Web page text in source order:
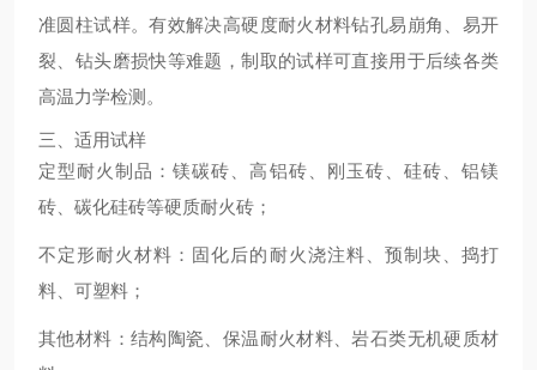
准圆柱试样。有效解决高硬度耐火材料钻孔易崩角、易开
裂、钻头磨损快等难题，制取的试样可直接用于后续各类
高温力学检测。
三、适用试样
定型耐火制品：镁碳砖、高铝砖、刚玉砖、硅砖、铝镁
砖、碳化硅砖等硬质耐火砖；
不定形耐火材料：固化后的耐火浇注料、预制块、捣打
料、可塑料；
其他材料：结构陶瓷、保温耐火材料、岩石类无机硬质材